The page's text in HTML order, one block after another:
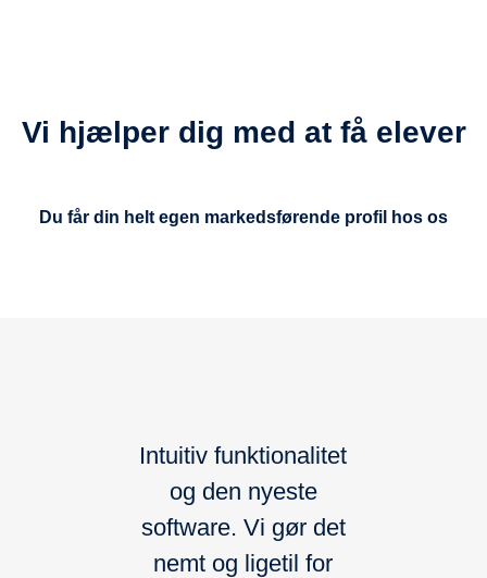
Vi hjælper dig med at få elever
Du får din helt egen markedsførende profil hos os
Intuitiv funktionalitet
og den nyeste
software. Vi gør det
nemt og ligetil for